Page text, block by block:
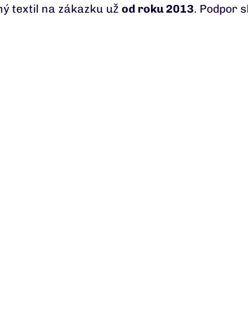
textil na zákazku už od roku 2013. Podpor